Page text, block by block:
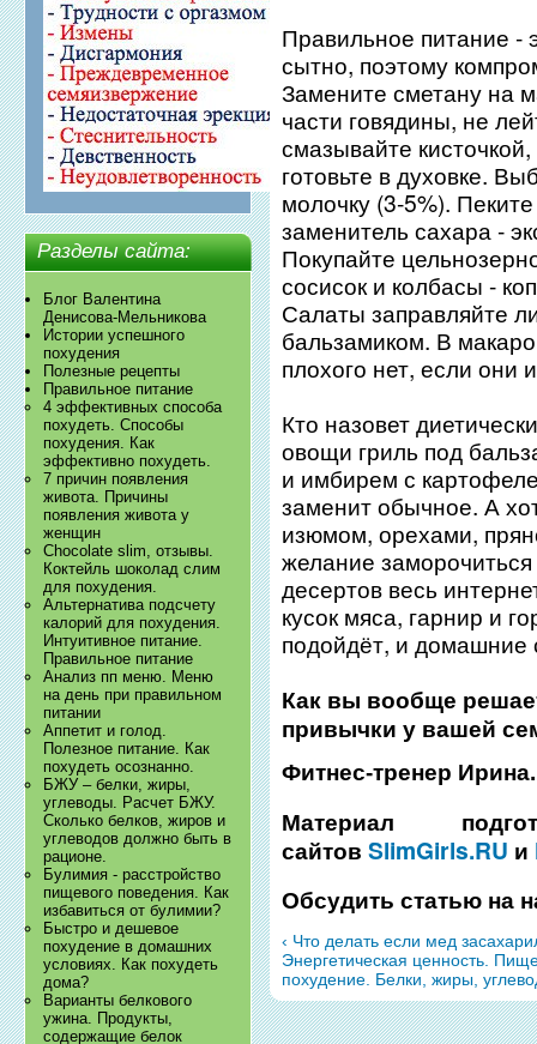
Разделы сайта:
Блог Валентина
Денисова-Мельникова
Истории успешного
похудения
Полезные рецепты
Правильное питание
4 эффективных способа
похудеть. Способы
похудения. Как
эффективно похудеть.
7 причин появления
живота. Причины
появления живота у
женщин
Chocolate slim, отзывы.
Коктейль шоколад слим
для похудения.
Альтернатива подсчету
калорий для похудения.
Интуитивное питание.
Правильное питание
Анализ пп меню. Меню
на день при правильном
питании
Аппетит и голод.
Полезное питание. Как
похудеть осознанно.
БЖУ – белки, жиры,
углеводы. Расчет БЖУ.
Сколько белков, жиров и
углеводов должно быть в
рационе.
Булимия - расстройство
пищевого поведения. Как
избавиться от булимии?
Быстро и дешевое
похудение в домашних
условиях. Как похудеть
дома?
Варианты белкового
ужина. Продукты,
содержащие белок
Правильное питание -
сытно, поэтому
Замените сметану на
части говядины, не
смазывайте
готовьте в духовке.
молочку (3-5%).
заменитель сахара -
Покупайте
сосисок и колбасы -
Салаты заправляйте
бальзамиком. В
плохого нет, если они
Кто назовет
овощи гриль под
и имбирем с
заменит обычное. А
изюмом, орехами,
желание
десертов весь
кусок мяса, гарнир и
подойдёт, и домашние
Как вы вообще
привычки у вашей
Фитнес-тренер Ирина.
Материал
сайтовSlimGirls.RU и
Обсудить статью
‹ Что делать если мед
Энергетическая ценность.
похудение. Белки, жиры,